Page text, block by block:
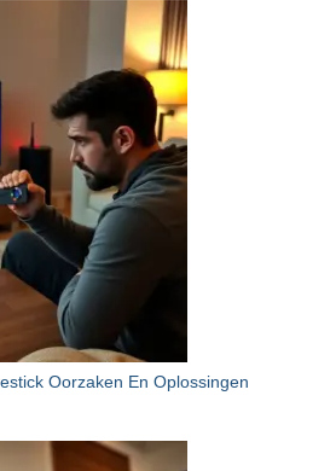
Oorzaken En Oplossingen